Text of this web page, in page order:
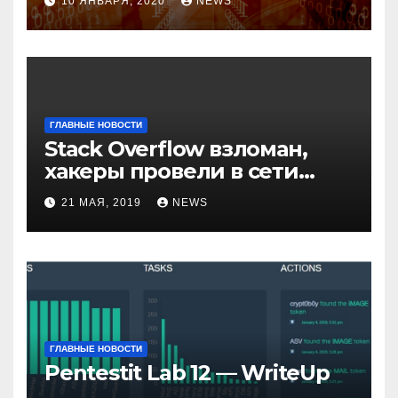
возможные варианты
обхода
ГЛАВНЫЕ НОВОСТИ
Stack Overflow взломан,
хакеры провели в сети
компании неделю
21 МАЯ, 2019 NEWS
ГЛАВНЫЕ НОВОСТИ
Pentestit Lab 12 — WriteUp